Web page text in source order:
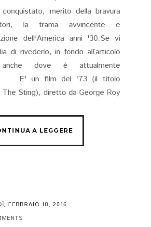
merito della bravura
la trama avvincente e
dell'America anni '30.Se vi
di rivederlo, in fondo all’articolo
dove è attualmente
E' un film del '73 (il titolo
The Sting), diretto da George Roy
FEBBRAIO 18, 2016